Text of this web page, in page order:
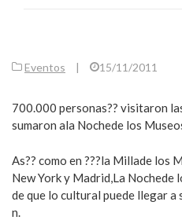
Eventos | 15/11/2011
700.000 personas?? visitaron
sumaron ala Nochede los
As?? como en ???la Millade los
New York y Madrid,La Nochede
de que lo cultural puede llegar
n.